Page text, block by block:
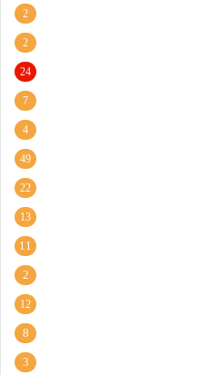
2
2
24
7
4
49
22
13
11
2
12
8
3